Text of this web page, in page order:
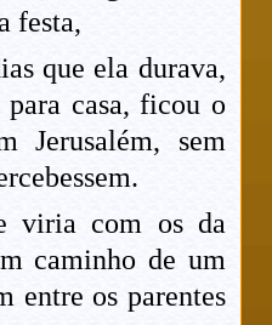
festa,
que ela durava,
casa, ficou o
Jerusalém, sem
viria com os da
caminho de um
entre os parentes